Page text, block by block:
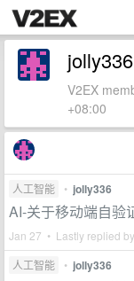
jolly336
V2EX
+08:00
人工智能 • jolly336
AI-关于移动端自验
Jan 27 • Lastly replied by
人工智能 • jolly336